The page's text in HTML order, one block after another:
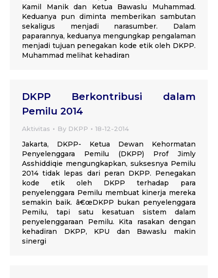
Kamil Manik dan Ketua Bawaslu Muhammad.
Keduanya pun diminta memberikan sambutan
sekaligus menjadi narasumber. Dalam
paparannya, keduanya mengungkap pengalaman
menjadi tujuan penegakan kode etik oleh DKPP.
Muhammad melihat kehadiran
DKPP Berkontribusi dalam
Pemilu 2014
Aktivitas By DKPP 18-12-2014
Jakarta, DKPP- Ketua Dewan Kehormatan
Penyelenggara Pemilu (DKPP) Prof Jimly
Asshiddiqie mengungkapkan, suksesnya Pemilu
2014 tidak lepas dari peran DKPP. Penegakan
kode etik oleh DKPP terhadap para
penyelenggara Pemilu membuat kinerja mereka
semakin baik. â€œDKPP bukan penyelenggara
Pemilu, tapi satu kesatuan sistem dalam
penyelenggaraan Pemilu. Kita rasakan dengan
kehadiran DKPP, KPU dan Bawaslu makin
sinergi